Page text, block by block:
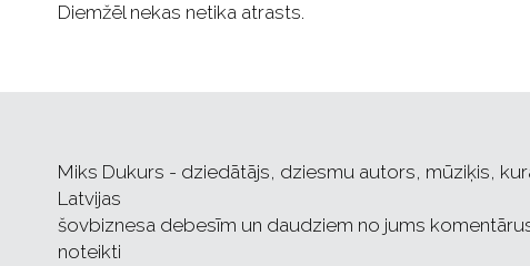
Diemžēl nekas netika atrasts.
Miks Dukurs - dziedātājs, dziesmu autors, mūziķis,
Latvijas
šovbiznesa debesīm un daudziem no jums komentārus
noteikti